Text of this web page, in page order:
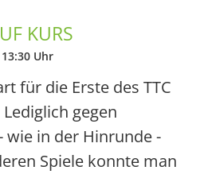
KURS
Uhr
für die Erste des TTC
gegen
wie in der Hinrunde -
Spiele konnte man